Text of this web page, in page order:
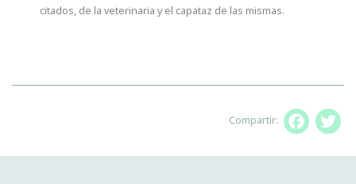
citados, de la veterinaria y el capataz de las mismas.
Compartir: